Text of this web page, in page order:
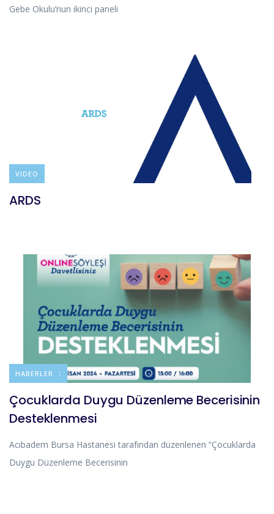
Gebe Okulu’nun ikinci paneli
VIDEO
ARDS
DUYURULAR
HABERLER
Çocuklarda Duygu Düzenleme Becerisinin
Desteklenmesi
Acıbadem Bursa Hastanesi tarafından düzenlenen “Çocuklarda
Duygu Düzenleme Becerisinin